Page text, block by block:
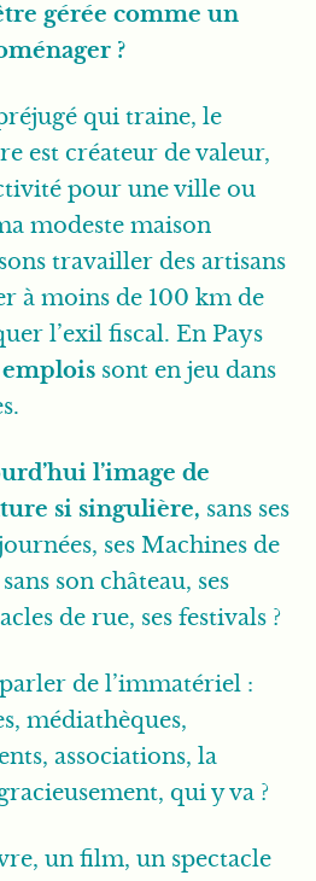
gérée comme un
?
qui traine, le
est créateur de valeur,
pour une ville ou
modeste maison
travailler des artisans
à moins de 100 km de
l’exil fiscal. En Pays
sont en jeu dans
l’image de
si singulière, sans ses
ses Machines de
son château, ses
de rue, ses festivals ?
de l’immatériel :
médiathèques,
associations, la
qui y va ?
un film, un spectacle